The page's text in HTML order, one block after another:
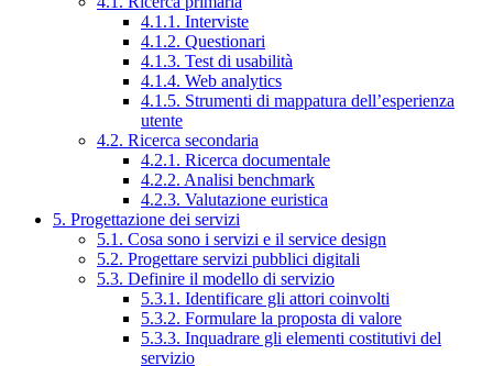
4.1.1. Interviste
4.1.2. Questionari
4.1.3. Test di usabilità
4.1.4. Web analytics
4.1.5. Strumenti di mappatura dell’esperienza
utente
4.2. Ricerca secondaria
4.2.1. Ricerca documentale
4.2.2. Analisi benchmark
4.2.3. Valutazione euristica
5. Progettazione dei servizi
5.1. Cosa sono i servizi e il service design
5.2. Progettare servizi pubblici digitali
5.3. Definire il modello di servizio
5.3.1. Identificare gli attori coinvolti
5.3.2. Formulare la proposta di valore
5.3.3. Inquadrare gli elementi costitutivi del
servizio